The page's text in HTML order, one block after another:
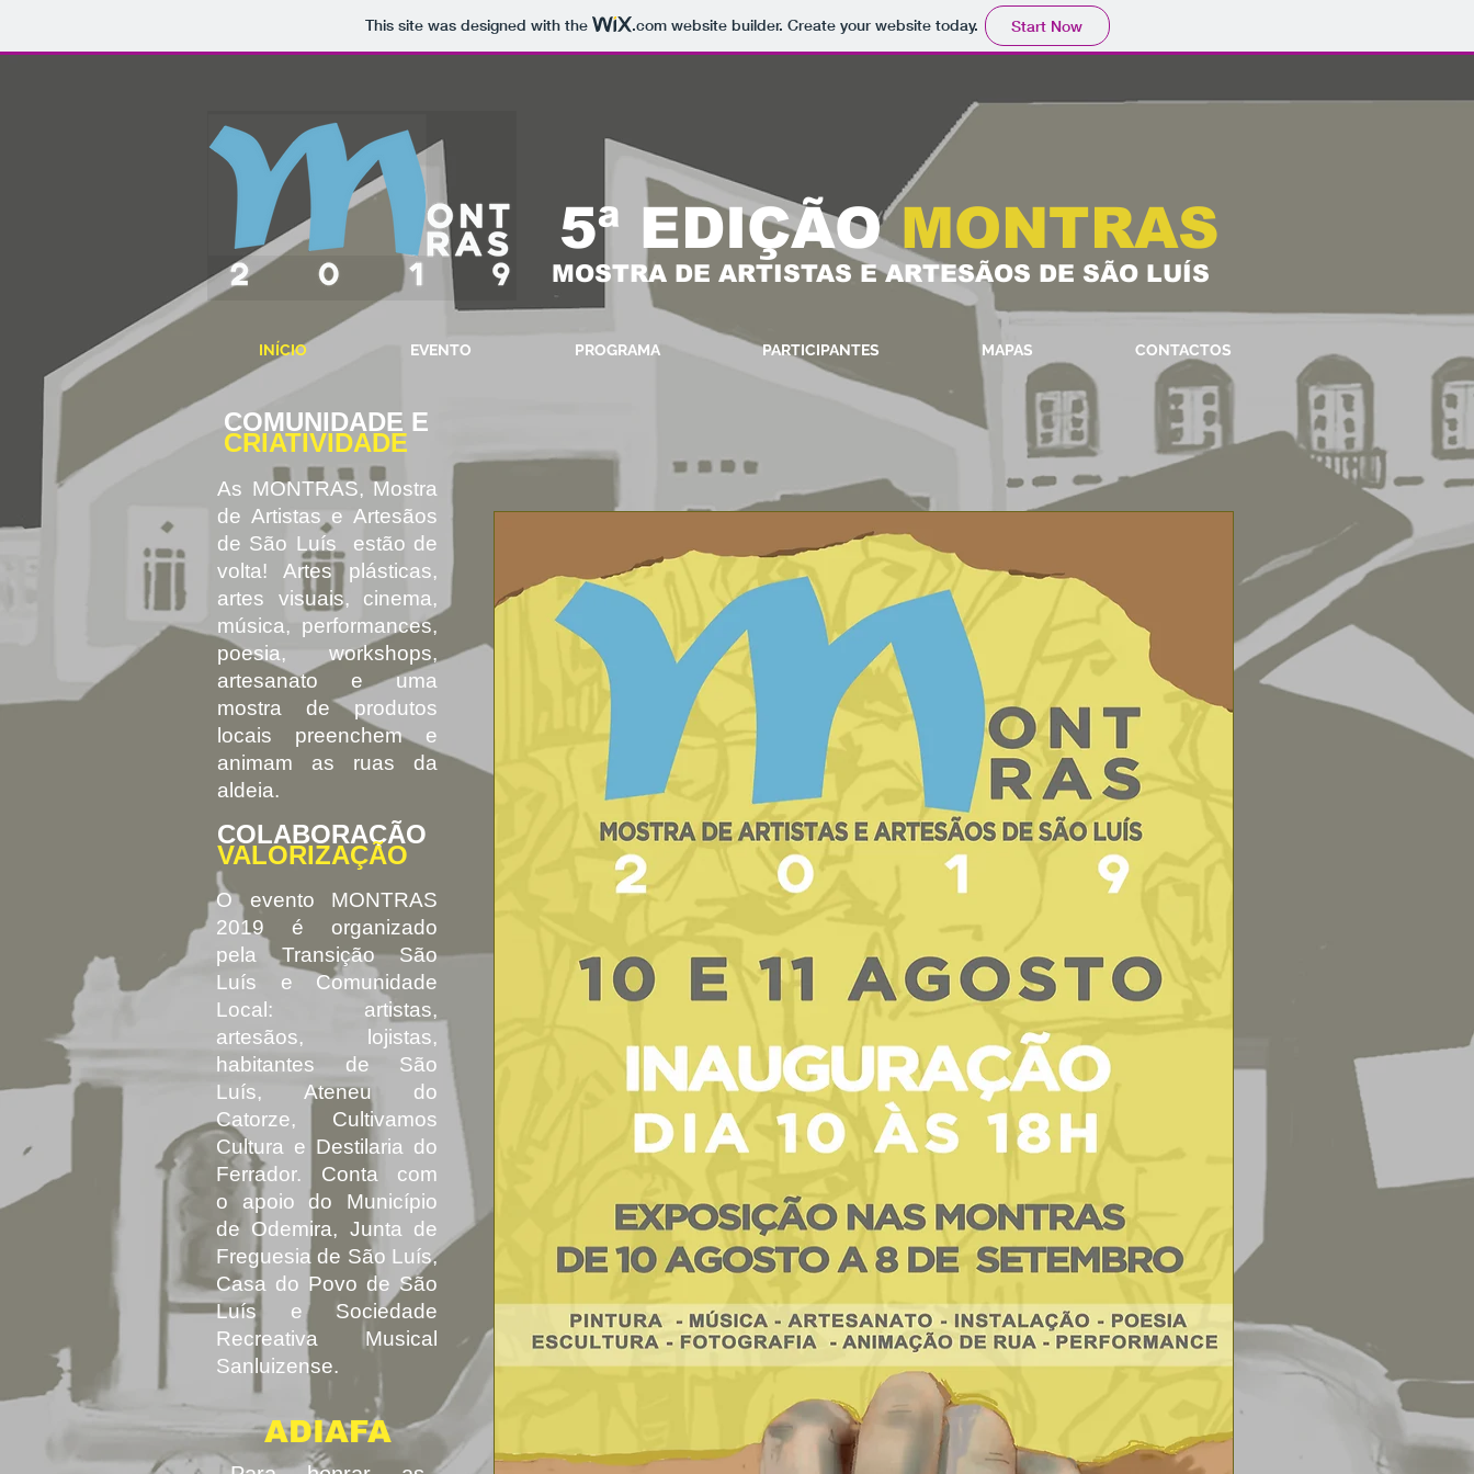
This site was designed with the .comwebsite builder. Create your website today. Start Now
5ª EDIÇÃOMONTRAS
MOSTRA DE ARTISTAS E ARTESÃOS DE SÃO LUÍS
INÍCIO EVENTO PROGRAMA PARTICIPANTES MAPAS CONTACTOS
COMUNIDADE E
CRIATIVIDADE
As MONTRAS, Mostra
de Artistas e Artesãos
de São Luís estão de
volta! Artes plásticas,
artes visuais, cinema,
música, performances,
poesia, workshops,
artesanato e uma
mostra de produtos
locais preenchem e
animam as ruas da
aldeia.
COLABORAÇÃO
VALORIZAÇÃO
O evento MONTRAS
2019 é organizado
pela Transição São
Luís e Comunidade
Local: artistas,
artesãos, lojistas,
habitantes de São
Luís, Ateneu do
Catorze, Cultivamos
Cultura e Destilaria do
Ferrador. Conta com
o apoio do Município
de Odemira, Junta de
Freguesia de São Luís,
Casa do Povo de São
Luís e Sociedade
Recreativa Musical
Sanluizense.
ADIAFA